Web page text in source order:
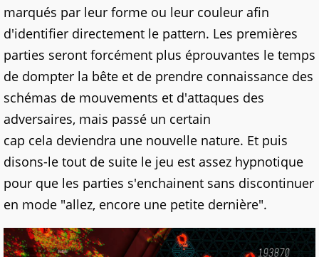
marqués par leur forme ou leur couleur afin
d'identifier directement le pattern. Les premières
parties seront forcément plus éprouvantes le temps
de dompter la bête et de prendre connaissance des
schémas de mouvements et d'attaques des
adversaires, mais passé un certain
cap cela deviendra une nouvelle nature. Et puis
disons-le tout de suite le jeu est assez hypnotique
pour que les parties s'enchainent sans discontinuer
en mode "allez, encore une petite dernière".